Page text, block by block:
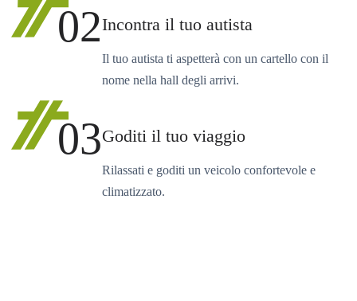
02Incontra il tuo autista
Il tuo autista ti aspetterà con un cartello con il
nome nella hall degli arrivi.
03Goditi il tuo viaggio
Rilassati e goditi un veicolo confortevole e
climatizzato.